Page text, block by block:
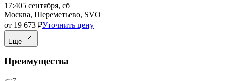
17:405 сентября, сб
Москва, Шереметьево, SVO
от 19 673 ₽Уточнить цену
Еще
Преимущества